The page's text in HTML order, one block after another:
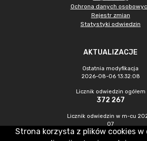
Ochrona danych
Rejestr zmian
Statystyki odwiedzin
AKTUALIZACJE
Ostatnia modyfikacja
2026-08-06 13:32:08
Licznik odwiedzin ogółem
372 267
Licznik odwiedzin w m-cu
07
971
Strona korzysta z plików cookies w